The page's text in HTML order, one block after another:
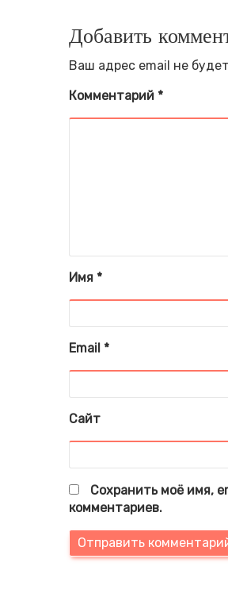
Добавить
Ваш адрес email не
Комментарий *
Имя *
Email *
Сайт
Сохранить моё имя,
комментариев.